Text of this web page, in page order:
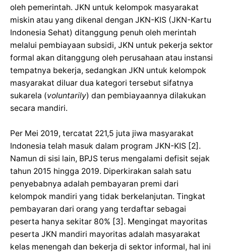
oleh pemerintah. JKN untuk kelompok masyarakat
miskin atau yang dikenal dengan JKN-KIS (JKN-Kartu
Indonesia Sehat) ditanggung penuh oleh merintah
melalui pembiayaan subsidi, JKN untuk pekerja sektor
formal akan ditanggung oleh perusahaan atau instansi
tempatnya bekerja, sedangkan JKN untuk kelompok
masyarakat diluar dua kategori tersebut sifatnya
sukarela (voluntarily) dan pembiayaannya dilakukan
secara mandiri.
Per Mei 2019, tercatat 221,5 juta jiwa masyarakat
Indonesia telah masuk dalam program JKN-KIS [2].
Namun di sisi lain, BPJS terus mengalami defisit sejak
tahun 2015 hingga 2019. Diperkirakan salah satu
penyebabnya adalah pembayaran premi dari
kelompok mandiri yang tidak berkelanjutan. Tingkat
pembayaran dari orang yang terdaftar sebagai
peserta hanya sekitar 80% [3]. Mengingat mayoritas
peserta JKN mandiri mayoritas adalah masyarakat
kelas menengah dan bekerja di sektor informal, hal ini